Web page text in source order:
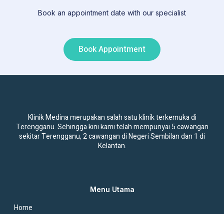
Book an appointment date with our specialist
Book Appointment
Klinik Medina merupakan salah satu klinik terkemuka di
Terengganu. Sehingga kini kami telah mempunyai 5 cawangan
sekitar Terengganu, 2 cawangan di Negeri Sembilan dan 1 di
Kelantan.
Menu Utama
Home